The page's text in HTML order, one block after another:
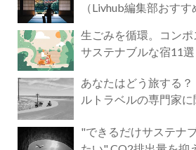
（Livhub編集部おすす
生ごみを循環。コン
サステナブルな宿11選
あなたはどう旅する？ ｜ 英国サステナブ
ルトラベルの専門家
"できるだけサステナ